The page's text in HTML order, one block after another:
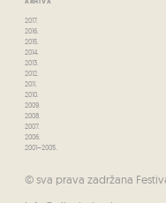
2017.
2016.
2015.
2014.
2013.
2012.
2011.
2010.
2009.
2008.
2007.
2006.
2001–2005.
© sva prava zadržana